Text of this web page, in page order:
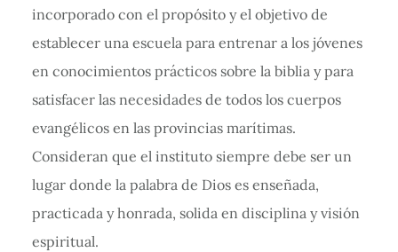
incorporado con el propósito y el objetivo de
establecer una escuela para entrenar a los jóvenes
en conocimientos prácticos sobre la biblia y para
satisfacer las necesidades de todos los cuerpos
evangélicos en las provincias marítimas.
Consideran que el instituto siempre debe ser un
lugar donde la palabra de Dios es enseñada,
practicada y honrada, solida en disciplina y visión
espiritual.